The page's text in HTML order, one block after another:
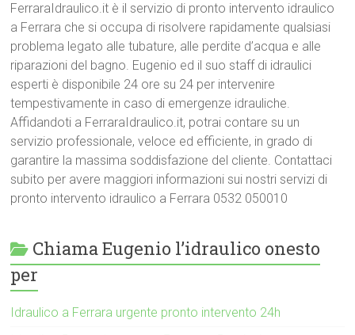
FerraraIdraulico.it è il servizio di pronto intervento idraulico
a Ferrara che si occupa di risolvere rapidamente qualsiasi
problema legato alle tubature, alle perdite d’acqua e alle
riparazioni del bagno. Eugenio ed il suo staff di idraulici
esperti è disponibile 24 ore su 24 per intervenire
tempestivamente in caso di emergenze idrauliche.
Affidandoti a FerraraIdraulico.it, potrai contare su un
servizio professionale, veloce ed efficiente, in grado di
garantire la massima soddisfazione del cliente. Contattaci
subito per avere maggiori informazioni sui nostri servizi di
pronto intervento idraulico a Ferrara 0532 050010
Chiama Eugenio l’idraulico onesto
per
Idraulico a Ferrara urgente pronto intervento 24h